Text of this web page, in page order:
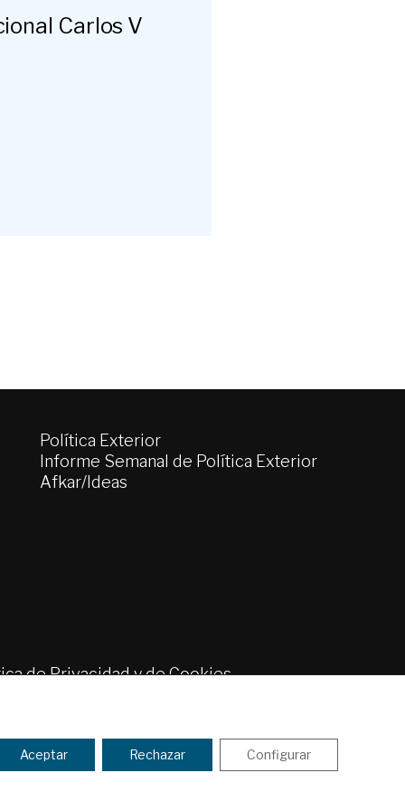
Carlos V
Política Exterior
Informe Semanal de Política Exterior
Afkar/Ideas
de Privacidad y de Cookies
Aceptar Rechazar Configurar
ENVIAR